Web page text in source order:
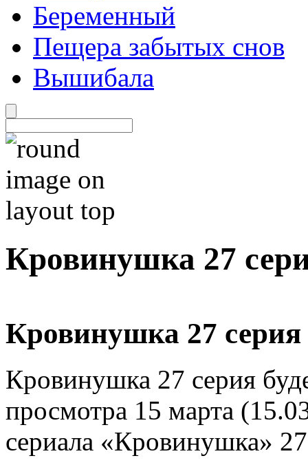
Беременный
Пещера забытых снов
Вышибала
Кровинушка 27
Кровинушка 27 серия
Кровинушка 27 серия
просмотра 15 марта
сериала «Кровинушка»